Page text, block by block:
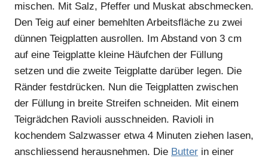
mischen. Mit Salz, Pfeffer und Muskat abschmecken.
Den Teig auf einer bemehlten Arbeitsfläche zu zwei
dünnen Teigplatten ausrollen. Im Abstand von 3 cm
auf eine Teigplatte kleine Häufchen der Füllung
setzen und die zweite Teigplatte darüber legen. Die
Ränder festdrücken. Nun die Teigplatten zwischen
der Füllung in breite Streifen schneiden. Mit einem
Teigrädchen Ravioli ausschneiden. Ravioli in
kochendem Salzwasser etwa 4 Minuten ziehen lasen,
anschliessend herausnehmen. Die Butter in einer